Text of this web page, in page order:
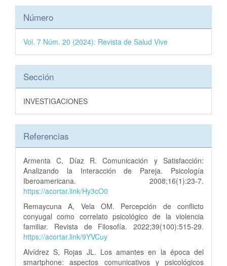
Número
Vol. 7 Núm. 20 (2024): Revista de Salud Vive
Sección
INVESTIGACIONES
Referencias
Armenta C, Díaz R. Comunicación y Satisfacción:
Analizando la Interacción de Pareja. Psicología
Iberoamericana. 2008;16(1):23-7.
https://acortar.link/Hy3cO0
Remaycuna A, Vela OM. Percepción de conflicto
conyugal como correlato psicológico de la violencia
familiar. Revista de Filosofía. 2022;39(100):515-29.
https://acortar.link/9YVCuy
Alvídrez S, Rojas JL. Los amantes en la época del
smartphone: aspectos comunicativos y psicológicos